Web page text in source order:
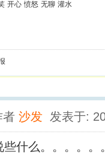
开心 愤怒 无聊 灌水
者 沙发 发表于:
些什么。。。。。